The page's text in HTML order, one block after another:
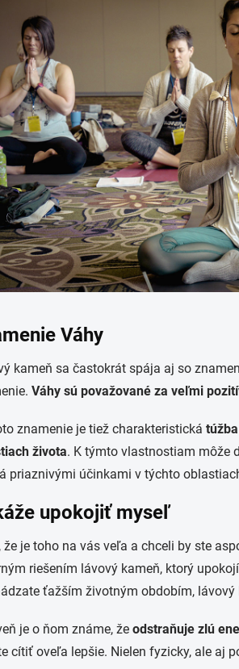
Váhy
kameň sa častokrát spája aj so
Váhy sú považované za veľmi
znamenie je tiež charakteristická
života. K týmto vlastnostiam môže
priaznivými účinkami v týchto
upokojiť myseľ
že je toho na vás veľa a chceli by ste
riešením lávový kameň, ktorý
ťažším životným obdobím,
je o ňom známe, že odstraňuje zlú
cítiť oveľa lepšie. Nielen fyzicky, ale aj